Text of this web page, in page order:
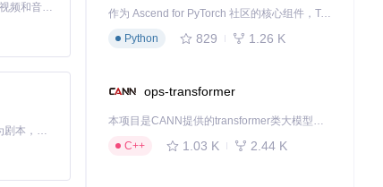
MiniMax H3 是一个通用的全模态生成系统。它支持对由文本、图像、视频和音频组成的多模态上下文进行统一理解，并能生成分辨率高达 2K、时长可达 15 秒的带原生立体声音频的视频。得益于面向任务泛化的系统设计，H3 在预训练阶段就已具备广泛的多模态上下文理解与生成能力，能够出色地执行复杂的多模态指令。
Toonflow 是一款 AI 短剧漫剧工具，能够利用 AI 技术将小说自动转化为剧本，并结合 AI 生成的图片和视频，实现高效的短剧创作。借助 Toonflow，可以轻松完成从文字到影像的全流程，让短剧制作变得更加智能与便捷。
作为 Ascend for PyTorch 社区的核心组件，TorchNPU 是昇腾专为 PyTorch 打造的深度学习适配插件，使 PyTorch 框架能够直接调用昇腾 NPU，为开发者提供昇腾 AI 处理器的超强算力。
Python
829 1.26 K
ops-transformer
本项目是CANN提供的transformer类大模型算子库，实现网络在NPU上加速计算。
C++
1.03 K 2.44 K